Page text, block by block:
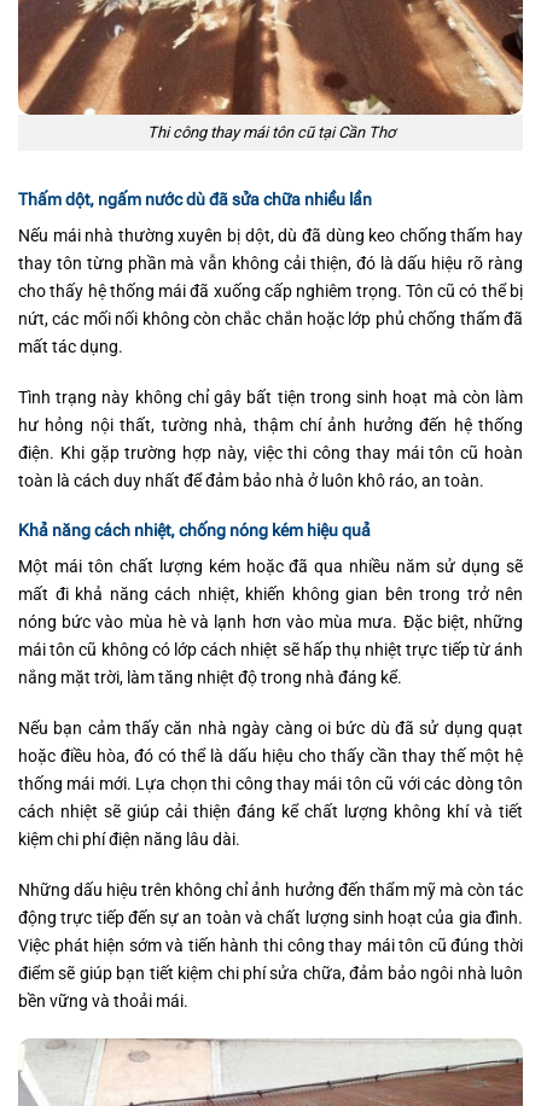
Thi công thay mái tôn cũ tại Cần Thơ
Thấm dột, ngấm nước dù đã sửa chữa nhiều lần
Nếu mái nhà thường xuyên bị dột, dù đã dùng keo chống thấm hay
thay tôn từng phần mà vẫn không cải thiện, đó là dấu hiệu rõ ràng
cho thấy hệ thống mái đã xuống cấp nghiêm trọng. Tôn cũ có thể bị
nứt, các mối nối không còn chắc chắn hoặc lớp phủ chống thấm đã
mất tác dụng.
Tình trạng này không chỉ gây bất tiện trong sinh hoạt mà còn làm
hư hỏng nội thất, tường nhà, thậm chí ảnh hưởng đến hệ thống
điện. Khi gặp trường hợp này, việc thi công thay mái tôn cũ hoàn
toàn là cách duy nhất để đảm bảo nhà ở luôn khô ráo, an toàn.
Khả năng cách nhiệt, chống nóng kém hiệu quả
Một mái tôn chất lượng kém hoặc đã qua nhiều năm sử dụng sẽ
mất đi khả năng cách nhiệt, khiến không gian bên trong trở nên
nóng bức vào mùa hè và lạnh hơn vào mùa mưa. Đặc biệt, những
mái tôn cũ không có lớp cách nhiệt sẽ hấp thụ nhiệt trực tiếp từ ánh
nắng mặt trời, làm tăng nhiệt độ trong nhà đáng kể.
Nếu bạn cảm thấy căn nhà ngày càng oi bức dù đã sử dụng quạt
hoặc điều hòa, đó có thể là dấu hiệu cho thấy cần thay thế một hệ
thống mái mới. Lựa chọn thi công thay mái tôn cũ với các dòng tôn
cách nhiệt sẽ giúp cải thiện đáng kể chất lượng không khí và tiết
kiệm chi phí điện năng lâu dài.
Những dấu hiệu trên không chỉ ảnh hưởng đến thẩm mỹ mà còn tác
động trực tiếp đến sự an toàn và chất lượng sinh hoạt của gia đình.
Việc phát hiện sớm và tiến hành thi công thay mái tôn cũ đúng thời
điểm sẽ giúp bạn tiết kiệm chi phí sửa chữa, đảm bảo ngôi nhà luôn
bền vững và thoải mái.